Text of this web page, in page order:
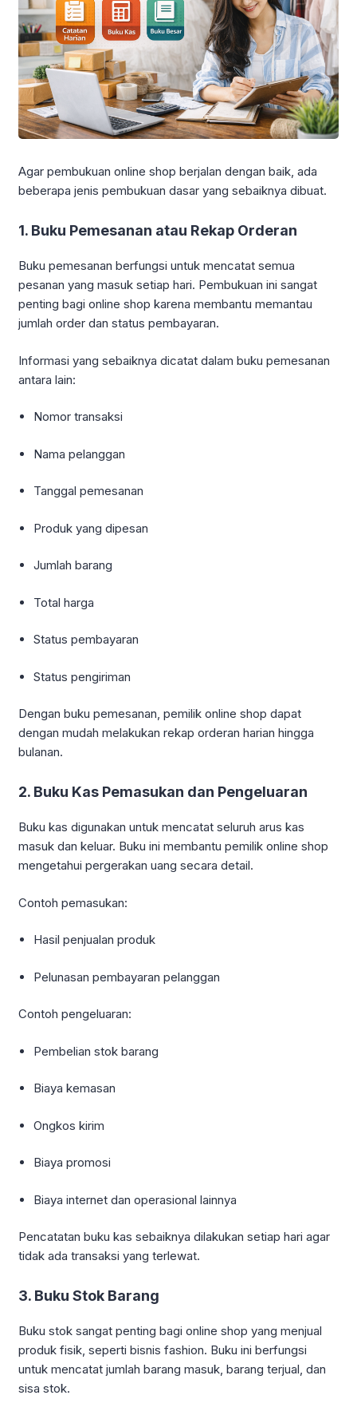
Agar pembukuan online shop berjalan dengan baik, ada
beberapa jenis pembukuan dasar yang sebaiknya dibuat.
1. Buku Pemesanan atau Rekap Orderan
Buku pemesanan berfungsi untuk mencatat semua
pesanan yang masuk setiap hari. Pembukuan ini sangat
penting bagi online shop karena membantu memantau
jumlah order dan status pembayaran.
Informasi yang sebaiknya dicatat dalam buku pemesanan
antara lain:
Nomor transaksi
Nama pelanggan
Tanggal pemesanan
Produk yang dipesan
Jumlah barang
Total harga
Status pembayaran
Status pengiriman
Dengan buku pemesanan, pemilik online shop dapat
dengan mudah melakukan rekap orderan harian hingga
bulanan.
2. Buku Kas Pemasukan dan Pengeluaran
Buku kas digunakan untuk mencatat seluruh arus kas
masuk dan keluar. Buku ini membantu pemilik online shop
mengetahui pergerakan uang secara detail.
Contoh pemasukan:
Hasil penjualan produk
Pelunasan pembayaran pelanggan
Contoh pengeluaran:
Pembelian stok barang
Biaya kemasan
Ongkos kirim
Biaya promosi
Biaya internet dan operasional lainnya
Pencatatan buku kas sebaiknya dilakukan setiap hari agar
tidak ada transaksi yang terlewat.
3. Buku Stok Barang
Buku stok sangat penting bagi online shop yang menjual
produk fisik, seperti bisnis fashion. Buku ini berfungsi
untuk mencatat jumlah barang masuk, barang terjual, dan
sisa stok.